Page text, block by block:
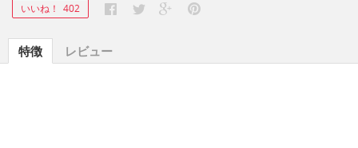
いいね！ 402
特徴 レビュー